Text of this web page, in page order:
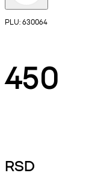
PLU: 630064
450
RSD